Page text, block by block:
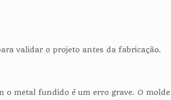
validar o projeto antes da fabricação.
o metal fundido é um erro grave. O